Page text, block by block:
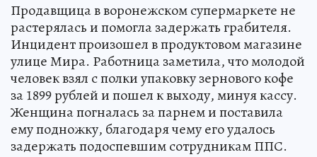
Продавщица в воронежском супермаркете не
растерялась и помогла задержать грабителя.
Инцидент произошел в продуктовом магазине
улице Мира. Работница заметила, что молодой
человек взял с полки упаковку зернового кофе
за 1899 рублей и пошел к выходу, минуя кассу.
Женщина погналась за парнем и поставила
ему подножку, благодаря чему его удалось
задержать подоспевшим сотрудникам ППС.